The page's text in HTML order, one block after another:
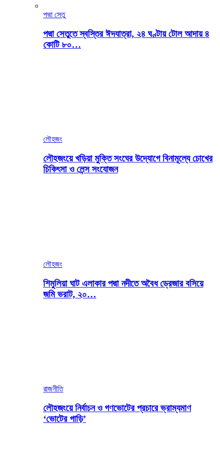
পদ্মা সেতু
পদ্মা সেতুতে স্বস্তির ঈদযাত্রা, ২৪ ঘণ্টায় টোল আদায় ৪
কোটি ৮০…
লৌহজং
লৌহজংয়ে খড়িয়া মুক্তি সংঘের উদ্যোগে বিনামূল্যে চোখের
চিকিৎসা ও লেন্স সংযোজন
লৌহজং
শিমুলিয়া ঘাট এলাকার পদ্মা নদীতে অবৈধ ড্রেজার বসিয়ে
জমি ভরাট, ২০…
রাজনীতি
লৌহজংয়ে নির্বাচন ও গণভোটের প্রচারে ভ্রাম্যমাণ
‘ভোটের গাড়ি’